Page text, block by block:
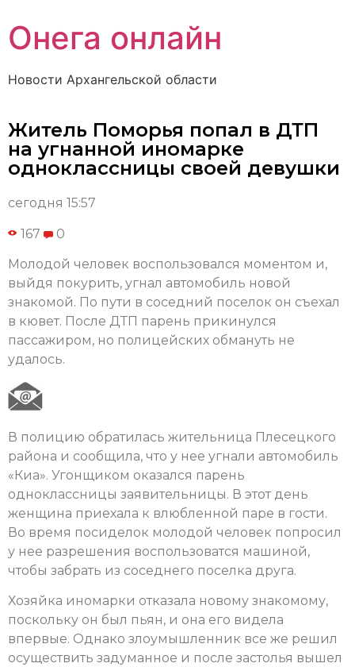
Онега онлайн
Новости Архангельской области
Житель Поморья попал в ДТП
на угнанной иномарке
одноклассницы своей девушки
сегодня 15:57
167 0
Молодой человек воспользовался моментом и,
выйдя покурить, угнал автомобиль новой
знакомой. По пути в соседний поселок он съехал
в кювет. После ДТП парень прикинулся
пассажиром, но полицейских обмануть не
удалось.
В полицию обратилась жительница Плесецкого
района и сообщила, что у нее угнали автомобиль
«Киа». Угонщиком оказался парень
одноклассницы заявительницы. В этот день
женщина приехала к влюбленной паре в гости.
Во время посиделок молодой человек попросил
у нее разрешения воспользоватся машиной,
чтобы забрать из соседнего поселка друга.
Хозяйка иномарки отказала новому знакомому,
поскольку он был пьян, и она его видела
впервые. Однако злоумышленник все же решил
осуществить задуманное и после застолья вышел